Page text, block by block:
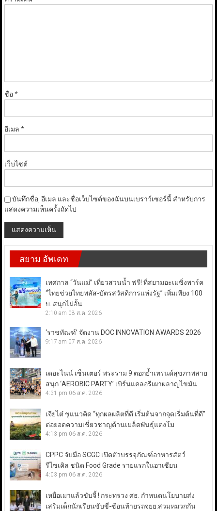
ชื่อ*
อีเมล *
เว็บไซต์
บันทึกชื่อ, อีเมล และชื่อเว็บไซต์ของฉันบนเบราว์เซอร์นี้ สำหรับการ
แสดงความเห็นครั้งถัดไป
สยาม อัพเดท
เทศกาล “วันแม่” เที่ยวสวนน้ำ ฟรี! ที่สยามอะเมซิ่งพาร์ค
“ไทยช่วยไทยพลัส-บัตรสวัสดิการแห่งรัฐ” เพิ่มเพียง 100
บ. สนุกไม่อั้น
2:10 am 08 ส.ค. 2026
‘ราชทัณฑ์’ จัดงาน DOC INNOVATION AWARDS 2026
9:17 am 07 ส.ค. 2026
เดอะไนน์ เซ็นเตอร์ พระราม 9 ตอกย้ำเทรนด์สุขภาพสาย
สนุก ‘AEROBIC PARTY’ เบิร์นแคลอรีเผาผลาญไขมัน
4:31 pm 06 ส.ค. 2026
เจียไต๋ ชูแนวคิด “ทุกผลผลิตที่ดี เริ่มต้นจากจุดเริ่มต้นที่ดี”
ต่อยอดความเชี่ยวชาญด้านเมล็ดพันธุ์แตงโม
4:13 pm 06 ส.ค. 2026
CPPC จับมือ SCGC เปิดตัวบรรจุภัณฑ์อาหารสัตว์
รีไซเคิล ชนิด Food Grade รายแรกในอาเซียน
4:03 pm 06 ส.ค. 2026
เหยื่อเมาแล้วขับจี้ ! กระทรวง ศธ. กำหนดนโยบายส่ง
เสริมเด็กนักเรียนขับขี่-ซ้อนท้ายรถจยย.สวมหมวกกัน